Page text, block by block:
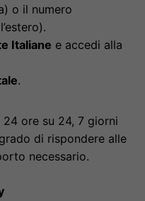
o il numero
Italiane e accedi alla
.
ore su 24, 7 giorni
di rispondere alle
necessario.